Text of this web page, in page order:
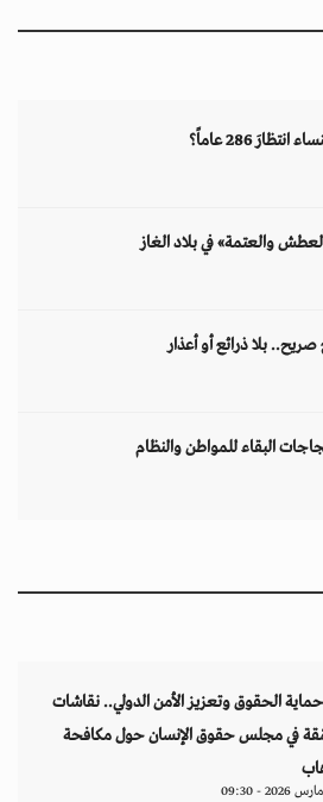
286 عاماً؟
والعتمة» في بلاد الغاز
صريح.. بلا ذرائع أو أعذار
البقاء للمواطن والنظام
الحقوق وتعزيز الأمن الدولي.. نقاشات
في مجلس حقوق الإنسان حول مكافحة